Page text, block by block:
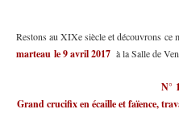
Restons au XIXe siècle et découvrons ce
marteau le 9 avril 2017 à la Salle de
N°
Grand crucifix en écaille et faïence,